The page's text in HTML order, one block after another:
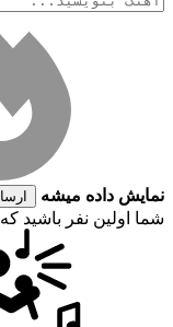
نمایش داده میشه
شما اولین نفر باشید